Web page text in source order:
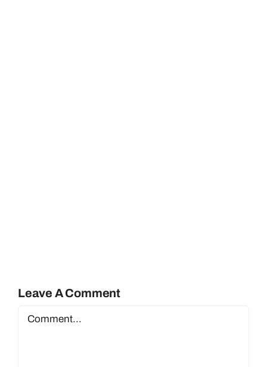
Leave A Comment
Comment